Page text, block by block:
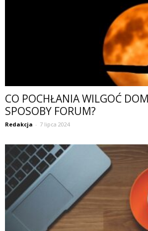
CO POCHŁANIA WILGOĆ
SPOSOBY FORUM?
Redakcja - 7 lipca 2024